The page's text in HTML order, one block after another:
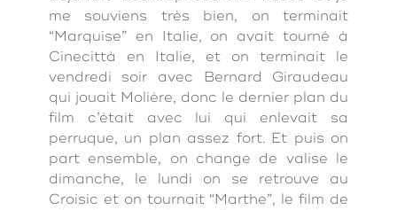
me souviens très bien, on terminait
“Marquise” en Italie, on avait tourné à
Cinecittà en Italie, et on terminait le
vendredi soir avec Bernard Giraudeau
qui jouait Molière, donc le dernier plan du
film c’était avec lui qui enlevait sa
perruque, un plan assez fort. Et puis on
part ensemble, on change de valise le
dimanche, le lundi on se retrouve au
Croisic et on tournait “Marthe”, le film de